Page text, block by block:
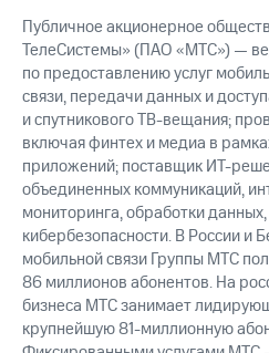
Рынок
акций
Описание
Программа
приобретения
Порядок
выкупа
акций
Дивиденды
Рынок
облигаций
Описание
Еврооблигации-2023
Уведомление
Публичное акционерное
ТелеСистемы» (ПАО «МТС») —
по предоставлению услуг
связи, передачи данных и
и спутникового ТВ-вещания;
включая финтех и медиа в
приложений; поставщик ИТ-
объединенных коммуникаций,
мониторинга, обработки
кибербезопасности. В России и
мобильной связи Группы МТС
86 миллионов абонентов. На
бизнеса МТС занимает
крупнейшую 81-миллионную